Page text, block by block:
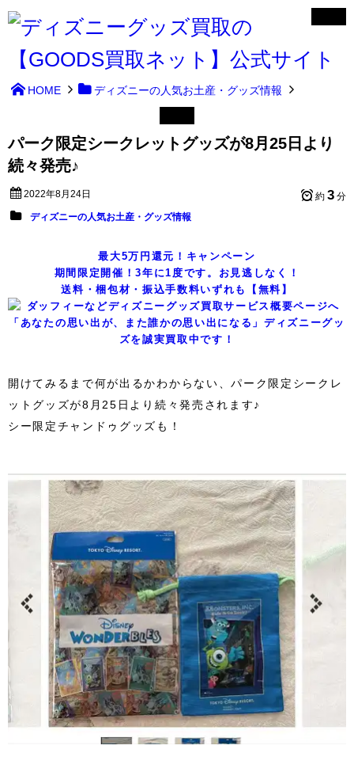
HOME ディズニーの人気お土産・グッズ情報
パーク限定シークレットグッズが8月25日より
続々発売♪
2022年8月24日 約 3 分
ディズニーの人気お土産・グッズ情報
最大5万円還元！キャンペーン
期間限定開催！3年に1度です。お見逃しなく！
送料・梱包材・振込手数料いずれも【無料】
「あなたの思い出が、また誰かの思い出になる」ディズニーグッ
ズを誠実買取中です！
開けてみるまで何が出るかわからない、パーク限定シークレ
ットグッズが8月25日より続々発売されます♪
シー限定チャンドゥグッズも！